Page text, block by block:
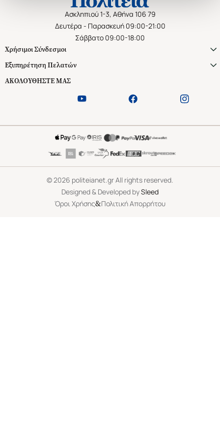
Ασκληπιού 1-3, Αθήνα 106 79
Δευτέρα - Παρασκευή 09:00-21:00
Σάββατο 09:00-18:00
Χρήσιμοι Σύνδεσμοι
Εξυπηρέτηση Πελατών
ΑΚΟΛΟΥΘΗΣΤΕ ΜΑΣ
© 2026 politeianet.gr All rights reserved.
Designed & Developed bySleed
Όροι Χρήσης&Πολιτική Απορρήτου